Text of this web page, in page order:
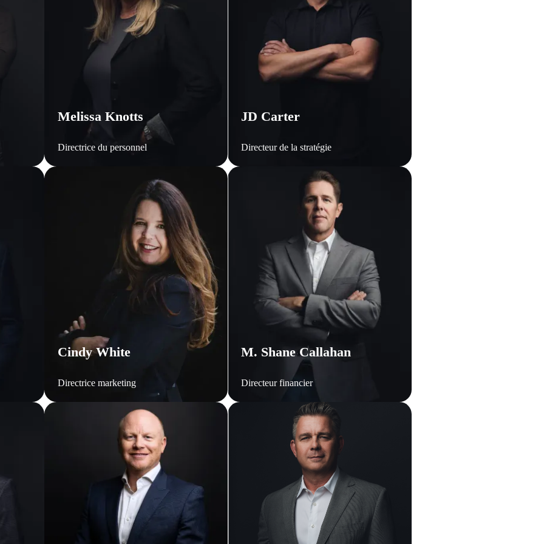
Melissa Knotts
Directrice du personnel
JD Carter
Directeur de la stratégie
Cindy White
Directrice marketing
M. Shane Callahan
Directeur financier